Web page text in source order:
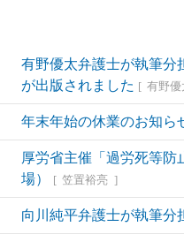
有野優太弁護士が執筆分
が出版されました
有野優
年末年始の休業のお知ら
厚労省主催「過労死等
場）
笠置裕亮
向川純平弁護士が執筆分